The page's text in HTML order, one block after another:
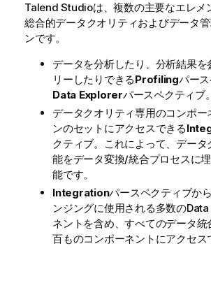
Talend Studioは、複数の主要なエレメ
総合的データクオリティおよびデータ
ンです。
データを分析したり、分析結果を
リーしたりできるProfilingパー
Data Explorerパースペクティブ。
データクオリティ専用のコンポー
ンのセットにアクセスできる
クティブ。これによって、デー
能をデータ変換/統合プロセスに
能です。
Integrationパースペクティブか
ンジングに使用される多数の
ネントを含め、すべてのデータ統
百ものコンポーネントにアクセス